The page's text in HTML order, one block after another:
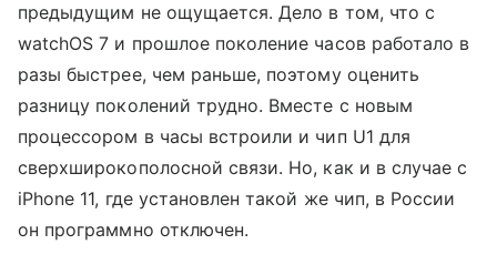
предыдущим не ощущается. Дело в том, что c
watchOS 7 и прошлое поколение часов работало в
разы быстрее, чем раньше, поэтому оценить
разницу поколений трудно. Вместе с новым
процессором в часы встроили и чип U1 для
сверхширокополосной связи. Но, как и в случае с
iPhone 11, где установлен такой же чип, в России
он программно отключен.